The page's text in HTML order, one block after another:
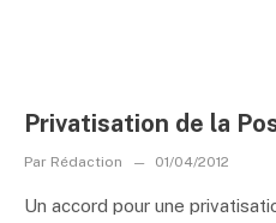
Privatisation de la
Par Rédaction 01/04/2012
Un accord pour une